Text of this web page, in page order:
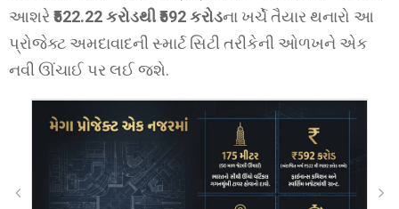
આશરે₹522.22 કરોડથી ₹592 કરોડના ખર્ચે તૈયાર થનારો આ
પ્રોજેક્ટ અમદાવાદની સ્માર્ટ સિટી તરીકેની ઓળખને એક
નવી ઊંચાઈ પર લઈ જશે.